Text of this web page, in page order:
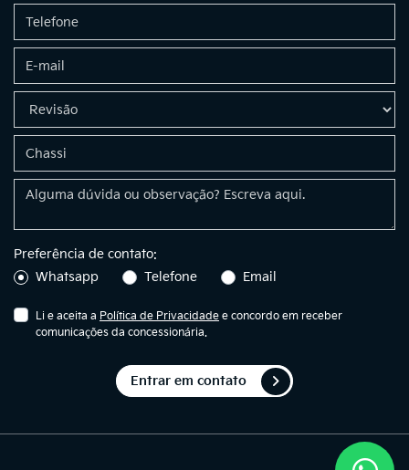
Preferência de contato:
Whatsapp
Telefone Email
Li e aceita a Política de Privacidade e concordo em receber
comunicações da concessionária.
Entrar em contato